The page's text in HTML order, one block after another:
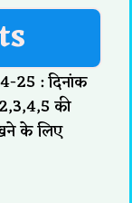
25 : दिनांक
की
के लिए